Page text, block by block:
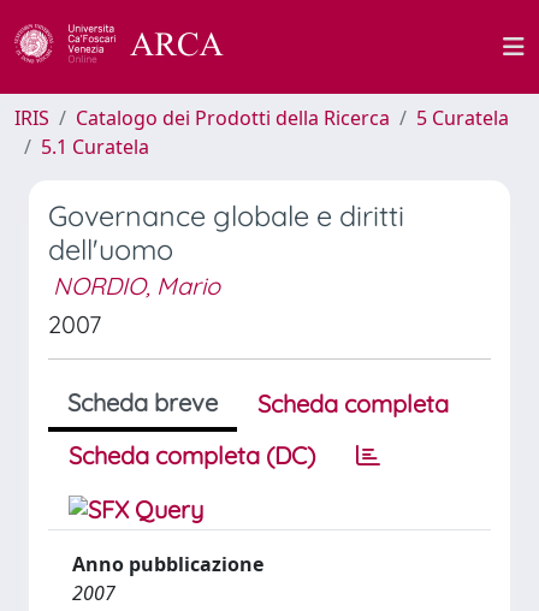
IRIS Catalogo dei Prodotti della Ricerca
5 Curatela
5.1 Curatela
Governance globale e diritti
dell'uomo
NORDIO, Mario
2007
Scheda breve
Scheda completa
Scheda completa (DC)
Anno pubblicazione
2007